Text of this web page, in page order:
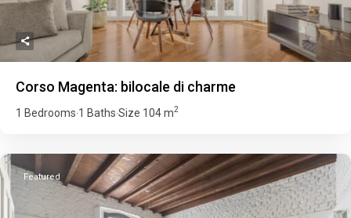
Corso Magenta: bilocale di charme
1 Bedrooms·1 Baths·Size 104 m2
Featured